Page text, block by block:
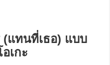
(แทนที่เธอ) แบบ
เกะ